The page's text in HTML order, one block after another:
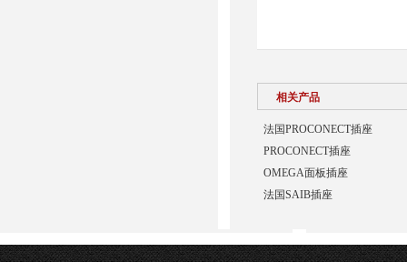
相关产品
法国PROCONECT插座
PROCONECT插座
OMEGA面板插座
法国SAIB插座